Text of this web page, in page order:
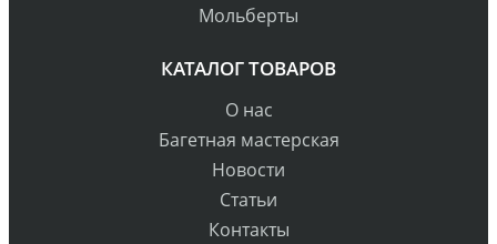
Мольберты
КАТАЛОГ ТОВАРОВ
О нас
Багетная мастерская
Новости
Статьи
Контакты